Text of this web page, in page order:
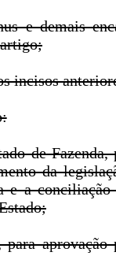
e demais
incisos
de Fazenda,
da
a conciliação
aprovação